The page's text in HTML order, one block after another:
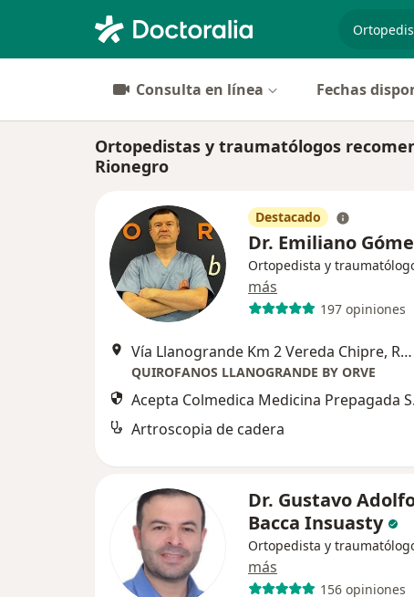
Consulta en línea Fechas
Ortopedistas y traumatólogos
Rionegro
Destacado
Dr. Emiliano
Ortopedista y
más
197 opiniones
Vía Llanogrande Km 2 Vereda Chipre, Rionegro
QUIROFANOS LLANOGRANDE BY ORVE
Acepta Colmedica Medicina Prepagada
Artroscopia de cadera
Dr. Gustavo
Bacca Insuasty
Ortopedista y
más
156 opiniones